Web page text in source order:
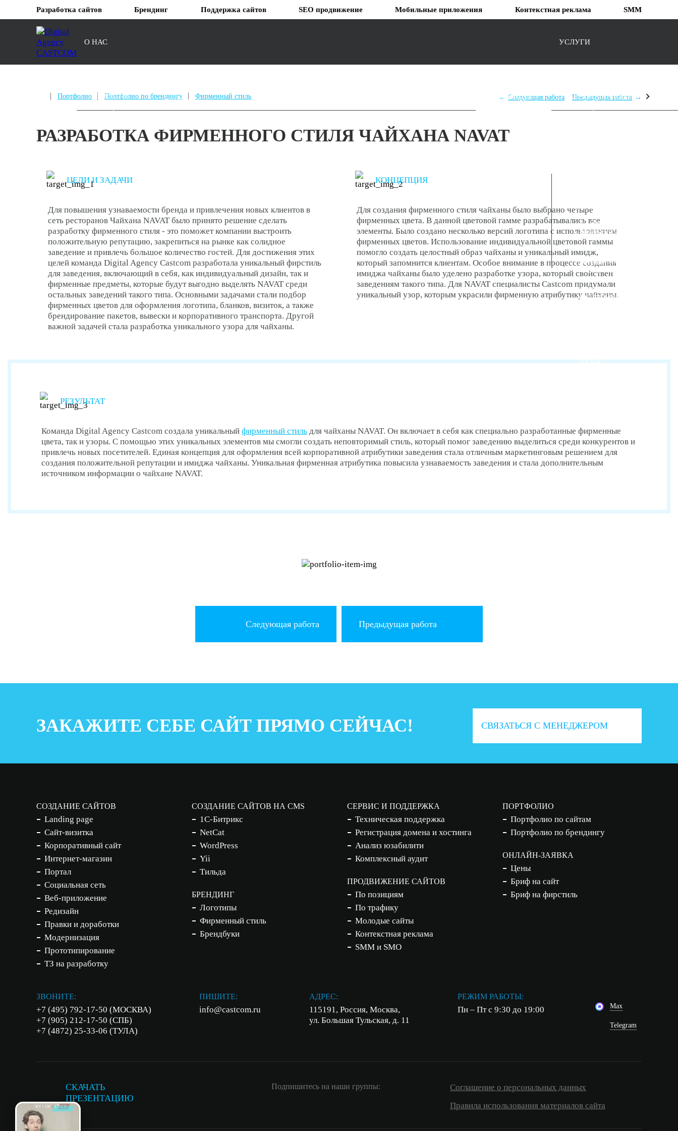
Разработка сайтов Брендинг Поддержка сайтов SEO продвижение Мобильные приложения Контекстная реклама SMM
О НАС
НОВОСТИ
АКЦИИ И
БОНУСЫ
ВАКАНСИИ
УСЛУГИ
РАЗРАБОТКА САЙТОВ
ИНТЕРНЕТ-МАГАЗИН
ПОРТАЛ
СОЦИАЛЬНАЯ СЕТЬ
САЙТЫ НА
NETCAT
САЙТЫ НА
WORDPRESS
САЙТЫ НА YII
РЕДИЗАЙН САЙТА
ДОРАБОТКА
САЙТА
МОДЕРНИЗАЦИЯ
ТЗ НА
Портфолио Портфолио по брендингу Фирменный стиль Следующая работа Предыдущая работа
РАЗРАБОТКА ФИРМЕННОГО СТИЛЯ ЧАЙХАНА NAVAT
ЦЕЛИ И ЗАДАЧИ
Для повышения узнаваемости бренда и привлечения новых клиентов в
сеть ресторанов Чайхана NAVAT было принято решение сделать
разработку фирменного стиля - это поможет компании выстроить
положительную репутацию, закрепиться на рынке как солидное
заведение и привлечь большое количество гостей. Для достижения этих
целей команда Digital Agency Castcom разработала уникальный фирстиль
для заведения, включающий в себя, как индивидуальный дизайн, так и
фирменные предметы, которые будут выгодно выделять NAVAT среди
остальных заведений такого типа. Основными задачами стали подбор
фирменных цветов для оформления логотипа, бланков, визиток, а также
брендирование пакетов, вывески и корпоративного транспорта. Другой
важной задачей стала разработка уникального узора для чайханы.
КОНЦЕПЦИЯ
Для создания фирменного стиля чайханы было выбрано четыре
фирменных цвета. В данной цветовой гамме разрабатывались все
элементы. Было создано несколько версий логотипа с использованием
фирменных цветов. Использование индивидуальной цветовой гаммы
помогло создать целостный образ чайханы и уникальный имидж,
который запомнится клиентам. Особое внимание в процессе создания
имиджа чайханы было уделено разработке узора, который свойствен
заведениям такого типа. Для NAVAT специалисты Castcom придумали
уникальный узор, которым украсили фирменную атрибутику чайханы.
РЕЗУЛЬТАТ
Команда Digital Agency Castcom создала уникальный фирменный стиль для чайханы NAVAT. Он включает в себя как специально разработанные фирменные
цвета, так и узоры. С помощью этих уникальных элементов мы смогли создать неповторимый стиль, который помог заведению выделиться среди конкурентов и
привлечь новых посетителей. Единая концепция для оформления всей корпоративной атрибутики заведения стала отличным маркетинговым решением для
создания положительной репутации и имиджа чайханы. Уникальная фирменная атрибутика повысила узнаваемость заведения и стала дополнительным
источником информации о чайхане NAVAT.
Следующая работа Предыдущая работа
ЗАКАЖИТЕ СЕБЕ САЙТ ПРЯМО СЕЙЧАС! СВЯЗАТЬСЯ С МЕНЕДЖЕРОМ
СОЗДАНИЕ САЙТОВ
Landing page
Сайт-визитка
Корпоративный сайт
Интернет-магазин
Портал
Социальная сеть
Веб-приложение
Редизайн
Правки и доработки
Модернизация
Прототипирование
ТЗ на разработку
СОЗДАНИЕ САЙТОВ НА CMS
1С-Битрикс
NetCat
WordPress
Yii
Тильда
БРЕНДИНГ
Логотипы
Фирменный стиль
Брендбуки
СЕРВИС И ПОДДЕРЖКА
Техническая поддержка
Регистрация домена и хостинга
Анализ юзабилити
Комплексный аудит
ПРОДВИЖЕНИЕ САЙТОВ
По позициям
По трафику
Молодые сайты
Контекстная реклама
SMM и SMO
ПОРТФОЛИО
Портфолио по сайтам
Портфолио по брендингу
ОНЛАЙН-ЗАЯВКА
Цены
Бриф на сайт
Бриф на фирстиль
ЗВОНИТЕ:
+7 (495) 792-17-50 (МОСКВА)
+7 (905) 212-17-50 (СПБ)
+7 (4872) 25-33-06 (ТУЛА)
ПИШИТЕ:
info@castcom.ru
АДРЕС:
115191, Россия, Москва,
ул. Большая Тульская, д. 11
РЕЖИМ РАБОТЫ:
Пн – Пт с 9:30 до 19:00 Max
Telegram
СКАЧАТЬ
ПРЕЗЕНТАЦИЮ
Подпишитесь на наши группы:
Соглашение о персональных данных
Правила использования материалов сайта